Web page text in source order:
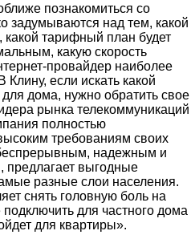
познакомиться со
задумываются над тем, какой
какой тарифный план будет
какую скорость
провайдер наиболее
если искать какой
дома, нужно обратить свое
рынка телекоммуникаций
полностью
требованиям своих
надежным и
предлагает выгодные
разные слои населения.
снять головную боль на
для частного дома
для квартиры».